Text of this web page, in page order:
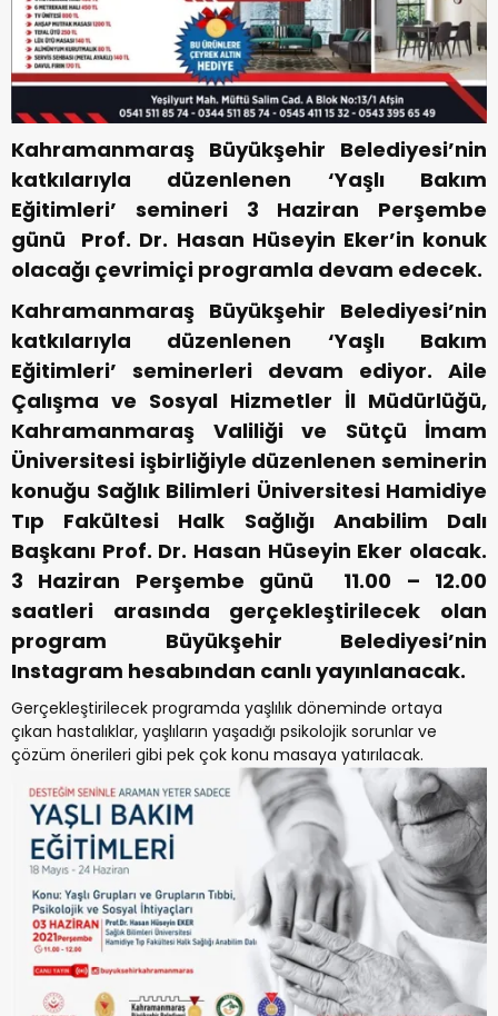
Kahramanmaraş Büyükşehir Belediyesi’nin
katkılarıyla düzenlenen ‘Yaşlı Bakım
Eğitimleri’ semineri 3 Haziran Perşembe
günü Prof. Dr. Hasan Hüseyin Eker’in konuk
olacağı çevrimiçi programla devam edecek.
Kahramanmaraş Büyükşehir Belediyesi’nin
katkılarıyla düzenlenen ‘Yaşlı Bakım
Eğitimleri’ seminerleri devam ediyor. Aile
Çalışma ve Sosyal Hizmetler İl Müdürlüğü,
Kahramanmaraş Valiliği ve Sütçü İmam
Üniversitesi işbirliğiyle düzenlenen seminerin
konuğu Sağlık Bilimleri Üniversitesi Hamidiye
Tıp Fakültesi Halk Sağlığı Anabilim Dalı
Başkanı Prof. Dr. Hasan Hüseyin Eker olacak.
3 Haziran Perşembe günü 11.00 – 12.00
saatleri arasında gerçekleştirilecek olan
program Büyükşehir Belediyesi’nin
Instagram hesabından canlı yayınlanacak.
Gerçekleştirilecek programda yaşlılık döneminde ortaya
çıkan hastalıklar, yaşlıların yaşadığı psikolojik sorunlar ve
çözüm önerileri gibi pek çok konu masaya yatırılacak.